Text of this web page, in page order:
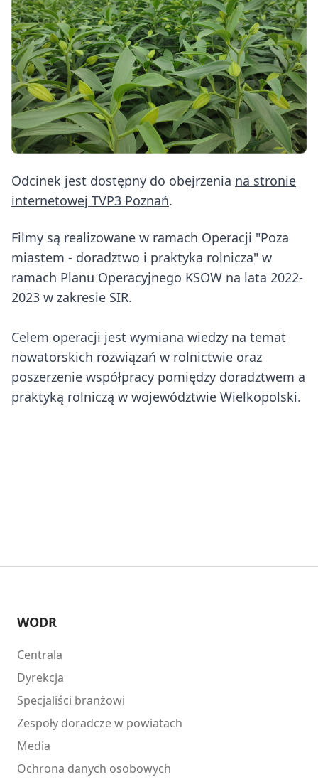
Odcinek jest dostępny do obejrzenia na stronie
internetowej TVP3 Poznań.
Filmy są realizowane w ramach Operacji "Poza
miastem - doradztwo i praktyka rolnicza" w
ramach Planu Operacyjnego KSOW na lata 2022-
2023 w zakresie SIR.
Celem operacji jest wymiana wiedzy na temat
nowatorskich rozwiązań w rolnictwie oraz
poszerzenie współpracy pomiędzy doradztwem a
praktyką rolniczą w województwie Wielkopolski.
WODR
Centrala
Dyrekcja
Specjaliści branżowi
Zespoły doradcze w powiatach
Media
Ochrona danych osobowych